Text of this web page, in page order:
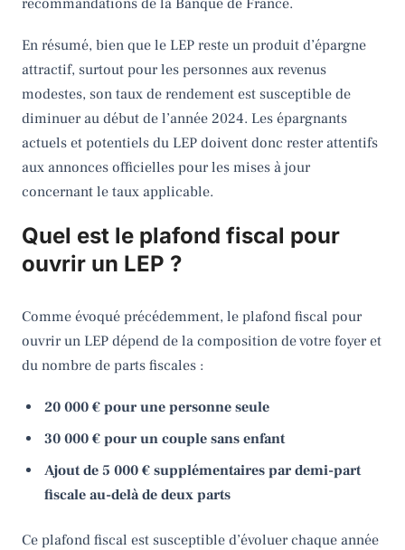
En résumé, bien que le LEP reste un produit d’épargne
attractif, surtout pour les personnes aux revenus
modestes, son taux de rendement est susceptible de
diminuer au début de l’année 2024. Les épargnants
actuels et potentiels du LEP doivent donc rester attentifs
aux annonces officielles pour les mises à jour
concernant le taux applicable​​.
Quel est le plafond fiscal pour
ouvrir un LEP ?
Comme évoqué précédemment, le plafond fiscal pour
ouvrir un LEP dépend de la composition de votre foyer et
du nombre de parts fiscales :
20 000 € pour une personne seule
30 000 € pour un couple sans enfant
Ajout de 5 000 € supplémentaires par demi-part
fiscale au-delà de deux parts
Ce plafond fiscal est susceptible d’évoluer chaque année